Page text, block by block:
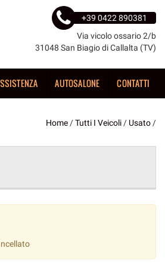
+39 0422 890381
Via vicolo ossario 2/b
31048 San Biagio di Callalta (TV)
AUTOSALONE CONTATTI
Home /Tutti I Veicoli / Usato /